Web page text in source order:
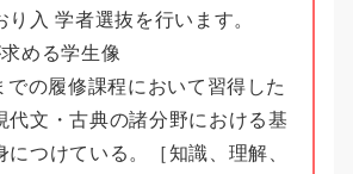
り入 学者選抜を行います。
める学生像
での履修課程において習得した
代文・古典の諸分野における基
つけている。［知識、理解、